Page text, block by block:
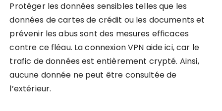
Protéger les données sensibles telles que les
données de cartes de crédit ou les documents et
prévenir les abus sont des mesures efficaces
contre ce fléau. La connexion VPN aide ici, car le
trafic de données est entièrement crypté. Ainsi,
aucune donnée ne peut être consultée de
l’extérieur.